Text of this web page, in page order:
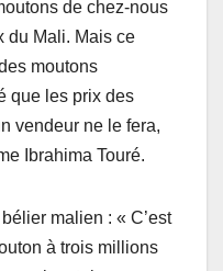
de chez-nous
du Mali. Mais ce
moutons
que les prix des
vendeur ne le fera,
Ibrahima Touré.
malien : « C’est
à trois millions